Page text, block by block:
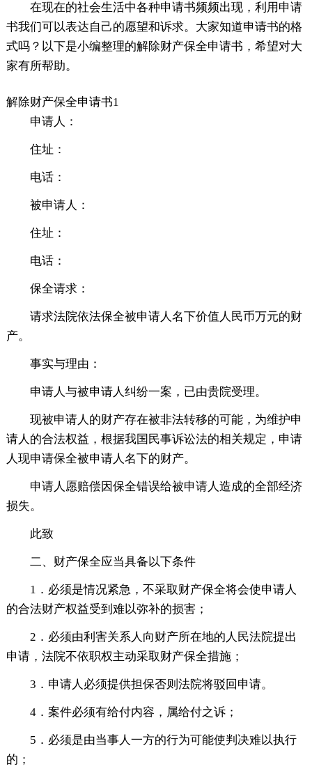
在现在的社会生活中各种申请书频频出现，利用申请
书我们可以表达自己的愿望和诉求。大家知道申请书的格
式吗？以下是小编整理的解除财产保全申请书，希望对大
家有所帮助。
解除财产保全申请书1
申请人：
住址：
电话：
被申请人：
住址：
电话：
保全请求：
请求法院依法保全被申请人名下价值人民币万元的财
产。
事实与理由：
申请人与被申请人纠纷一案，已由贵院受理。
现被申请人的财产存在被非法转移的可能，为维护申
请人的合法权益，根据我国民事诉讼法的相关规定，申请
人现申请保全被申请人名下的财产。
申请人愿赔偿因保全错误给被申请人造成的全部经济
损失。
此致
二、财产保全应当具备以下条件
1．必须是情况紧急，不采取财产保全将会使申请人
的合法财产权益受到难以弥补的损害；
2．必须由利害关系人向财产所在地的人民法院提出
申请，法院不依职权主动采取财产保全措施；
3．申请人必须提供担保否则法院将驳回申请。
4．案件必须有给付内容，属给付之诉；
5．必须是由当事人一方的行为可能使判决难以执行
的；